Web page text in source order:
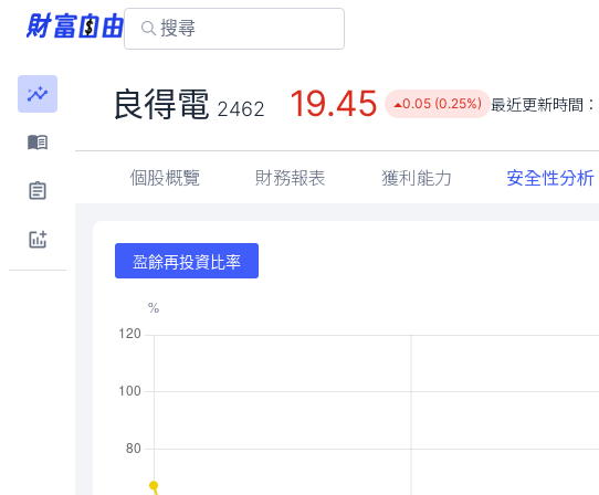
良得電 2462 19.45 0.05 (0.25%) 最近更新時間：
個股概覽 財務報表 獲利能力 安全性分析
盈餘再投資比率